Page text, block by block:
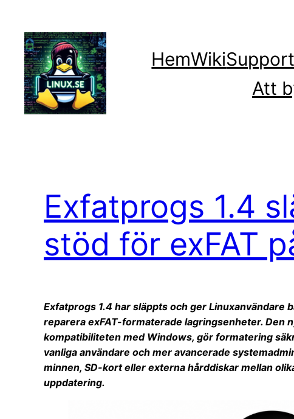
innehåll
HemWikiSupport
Att
Exfatprogs 1.4
stöd för exFAT
Exfatprogs 1.4 har släppts och ger
reparera exFAT-formaterade lagringsenheter. Den
kompatibiliteten med Windows, gör formatering
vanliga användare och mer avancerade
minnen, SD-kort eller externa hårddiskar mellan
uppdatering.